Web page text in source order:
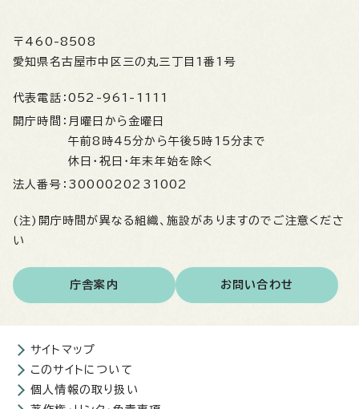
〒460-8508
愛知県名古屋市中区三の丸三丁目1番1号
代表電話： 052-961-1111
開庁時間： 月曜日から金曜日
午前8時45分から午後5時15分まで
休日・祝日・年末年始を除く
法人番号： 3000020231002
(注)開庁時間が異なる組織、施設がありますのでご注意くださ
い
庁舎案内 お問い合わせ
サイトマップ
このサイトについて
個人情報の取り扱い